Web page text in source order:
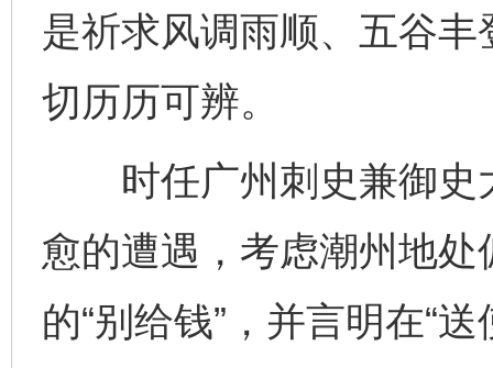
是祈求风调雨顺、五谷
切历历可辨。
时任广州刺史兼御史
愈的遭遇，考虑潮州地
的“别给钱”，并言明在“